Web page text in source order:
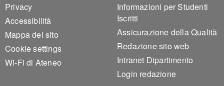
Privacy
Accessibilità
Mappa del sito
Cookie settings
Wi-Fi di Ateneo
Informazioni per Studenti
Iscritti
Assicurazione della Qualità
Redazione sito web
Intranet Dipartimento
Login redazione